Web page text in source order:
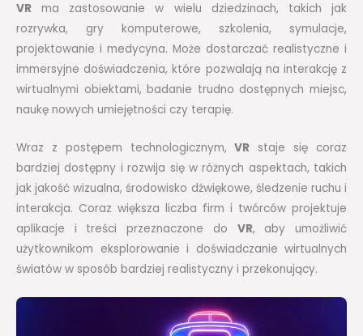
VR ma zastosowanie w wielu dziedzinach, takich jak
rozrywka, gry komputerowe, szkolenia, symulacje,
projektowanie i medycyna. Może dostarczać realistyczne i
immersyjne doświadczenia, które pozwalają na interakcję z
wirtualnymi obiektami, badanie trudno dostępnych miejsc,
naukę nowych umiejętności czy terapię.
Wraz z postępem technologicznym,VR staje się coraz
bardziej dostępny i rozwija się w różnych aspektach, takich
jak jakość wizualna, środowisko dźwiękowe, śledzenie ruchu i
interakcja. Coraz większa liczba firm i twórców projektuje
aplikacje i treści przeznaczone do VR, aby umożliwić
użytkownikom eksplorowanie i doświadczanie wirtualnych
światów w sposób bardziej realistyczny i przekonujący.